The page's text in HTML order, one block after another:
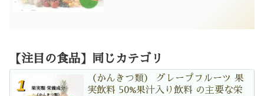
【注目の食品】同じカテゴリ
（かんきつ類） グレープフルーツ 果
実飲料 50%果汁入り飲料 の主要な栄